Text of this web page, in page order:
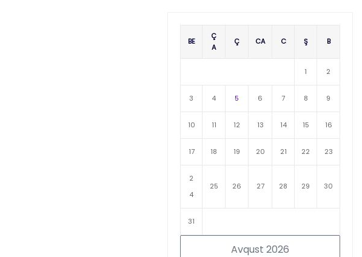
Avqust 2026
BE
Ç
A
Ç CA C Ş B
1 2
3 4 5 6 7 8 9
10 11 12 13 14 15 16
17 18 19 20 21 22 23
2
4
25 26 27 28 29 30
31